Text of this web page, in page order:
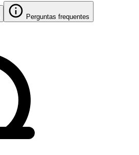
Perguntas frequentes